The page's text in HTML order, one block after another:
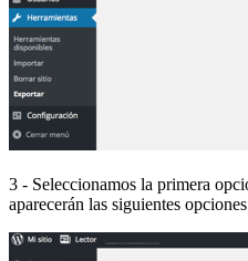
3 - Seleccionamos la primera
aparecerán las siguientes